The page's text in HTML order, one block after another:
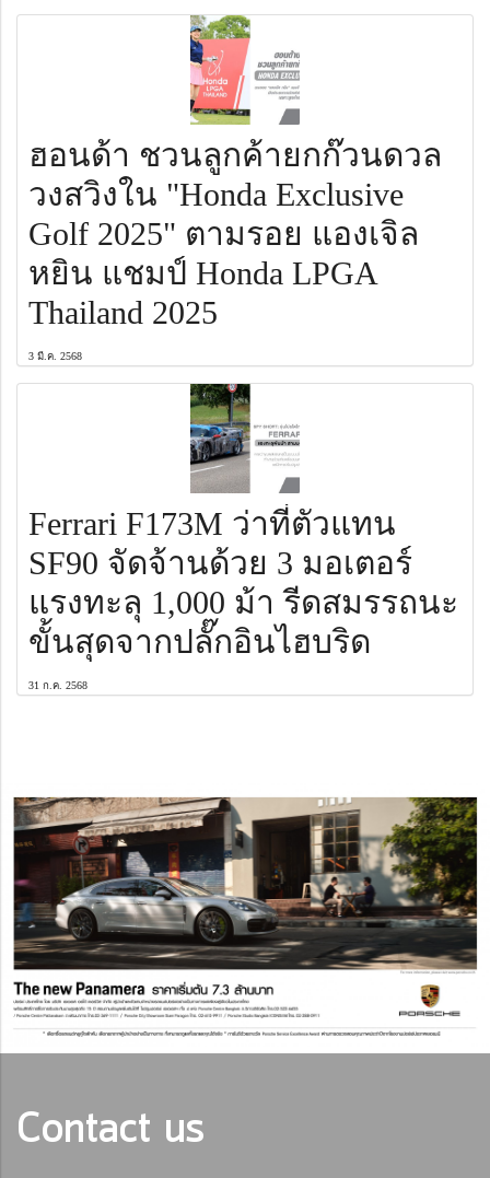
ฮอนด้า ชวนลูกค้ายกก๊วนดวล
วงสวิงใน "Honda Exclusive
Golf 2025" ตามรอย แองเจิล
หยิน แชมป์ Honda LPGA
Thailand 2025
3 มี.ค. 2568
Ferrari F173M ว่าที่ตัวแทน
SF90 จัดจ้านด้วย 3 มอเตอร์
แรงทะลุ 1,000 ม้า รีดสมรรถนะ
ขั้นสุดจากปลั๊กอินไฮบริด
31 ก.ค. 2568
Contact us